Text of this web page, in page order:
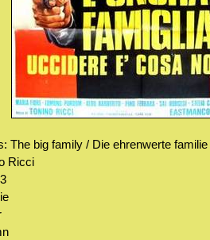
The big family / Die ehrenwerte familie
Ricci